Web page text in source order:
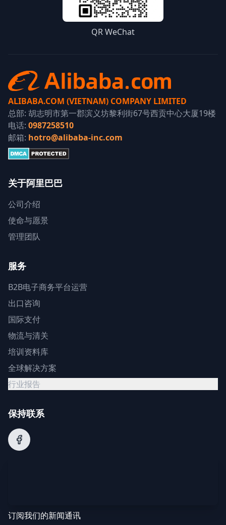
QR WeChat
ALIBABA.COM (VIETNAM) COMPANY LIMITED
总部: 胡志明市第一郡滨义坊黎利街67号西贡中心大厦19楼
电话: 0987258510
邮箱: hotro@alibaba-inc.com
关于阿里巴巴
公司介绍
使命与愿景
管理团队
服务
B2B电子商务平台运营
出口咨询
国际支付
物流与清关
培训资料库
全球解决方案
行业报告
保持联系
订阅我们的新闻通讯